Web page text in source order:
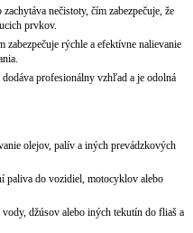
nečistoty, čím zabezpečuje, že
prvkov.
zabezpečuje rýchle a efektívne nalievanie
dodáva profesionálny vzhľad a je odolná
olejov, palív a iných prevádzkových
paliva do vozidiel, motocyklov alebo
džúsov alebo iných tekutín do fliaš a